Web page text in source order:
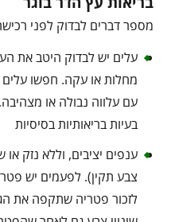
מספר דברים לבדוק לפני
עלים יש לבדוק היטב את
מחלות או עקה. חפשו עלים
עם עלווה נבולה או
בעיות בריאותיות בסיסיות
ענפים יציבים, וללא נזק או
צבע תקין). לפעמים יש
לזכור פטריה שתקפה את